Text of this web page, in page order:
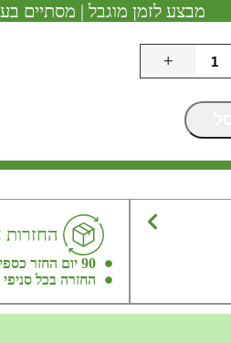
מבצע לזמן מוגבל | מסתיים
+
החזרות
90 יום החזר כספי מלא
החזרה בכל